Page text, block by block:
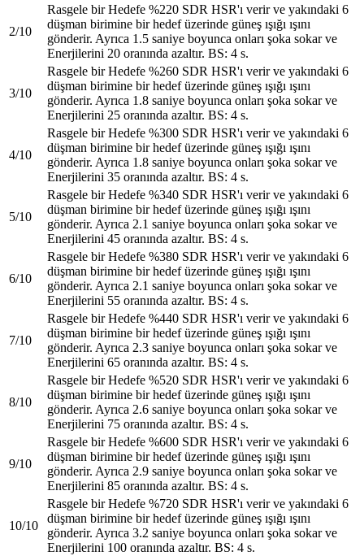
2/10
Rasgele bir Hedefe %220 SDR HSR'ı verir ve yakındaki 6
düşman birimine bir hedef üzerinde güneş ışığı ışını
gönderir. Ayrıca 1.5 saniye boyunca onları şoka sokar ve
Enerjilerini 20 oranında azaltır. BS: 4 s.
3/10
Rasgele bir Hedefe %260 SDR HSR'ı verir ve yakındaki 6
düşman birimine bir hedef üzerinde güneş ışığı ışını
gönderir. Ayrıca 1.8 saniye boyunca onları şoka sokar ve
Enerjilerini 25 oranında azaltır. BS: 4 s.
4/10
Rasgele bir Hedefe %300 SDR HSR'ı verir ve yakındaki 6
düşman birimine bir hedef üzerinde güneş ışığı ışını
gönderir. Ayrıca 1.8 saniye boyunca onları şoka sokar ve
Enerjilerini 35 oranında azaltır. BS: 4 s.
5/10
Rasgele bir Hedefe %340 SDR HSR'ı verir ve yakındaki 6
düşman birimine bir hedef üzerinde güneş ışığı ışını
gönderir. Ayrıca 2.1 saniye boyunca onları şoka sokar ve
Enerjilerini 45 oranında azaltır. BS: 4 s.
6/10
Rasgele bir Hedefe %380 SDR HSR'ı verir ve yakındaki 6
düşman birimine bir hedef üzerinde güneş ışığı ışını
gönderir. Ayrıca 2.1 saniye boyunca onları şoka sokar ve
Enerjilerini 55 oranında azaltır. BS: 4 s.
7/10
Rasgele bir Hedefe %440 SDR HSR'ı verir ve yakındaki 6
düşman birimine bir hedef üzerinde güneş ışığı ışını
gönderir. Ayrıca 2.3 saniye boyunca onları şoka sokar ve
Enerjilerini 65 oranında azaltır. BS: 4 s.
8/10
Rasgele bir Hedefe %520 SDR HSR'ı verir ve yakındaki 6
düşman birimine bir hedef üzerinde güneş ışığı ışını
gönderir. Ayrıca 2.6 saniye boyunca onları şoka sokar ve
Enerjilerini 75 oranında azaltır. BS: 4 s.
9/10
Rasgele bir Hedefe %600 SDR HSR'ı verir ve yakındaki 6
düşman birimine bir hedef üzerinde güneş ışığı ışını
gönderir. Ayrıca 2.9 saniye boyunca onları şoka sokar ve
Enerjilerini 85 oranında azaltır. BS: 4 s.
10/10
Rasgele bir Hedefe %720 SDR HSR'ı verir ve yakındaki 6
düşman birimine bir hedef üzerinde güneş ışığı ışını
gönderir. Ayrıca 3.2 saniye boyunca onları şoka sokar ve
Enerjilerini 100 oranında azaltır. BS: 4 s.